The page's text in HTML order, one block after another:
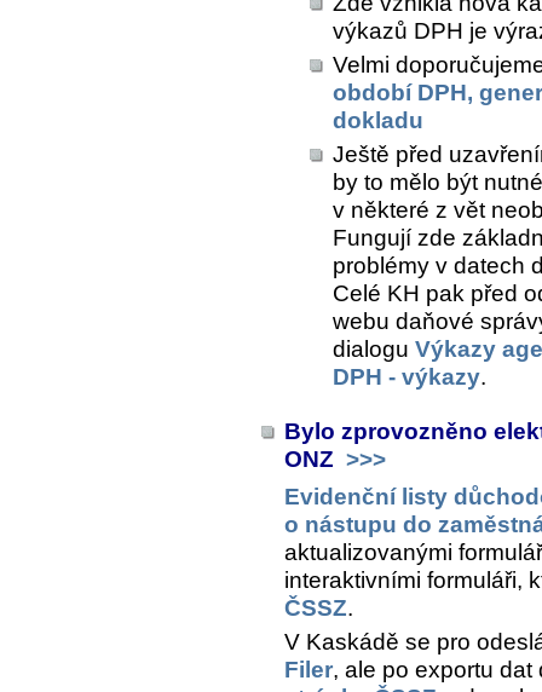
výkazů DPH je
Velmi
období DPH,
dokladu
Ještě před
by to mělo být
v některé z vět
Fungují zde
problémy v datech
Celé KH pak před
webu daňové
dialogu Výkazy
DPH - výkazy.
Bylo zprovozněno
ONZ >>>
Evidenční listy
o nástupu do
aktualizovanými
interaktivními formuláři,
ČSSZ.
V Kaskádě se pro
Filer, ale po exportu dat